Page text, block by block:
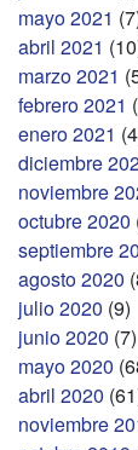
mayo 2021
abril 2021
marzo 2021
febrero 2021
enero 2021
diciembre
noviembre
octubre 2020
septiembre
agosto 2020
julio 2020 (9)
junio 2020 (7)
mayo 2020
abril 2020
noviembre